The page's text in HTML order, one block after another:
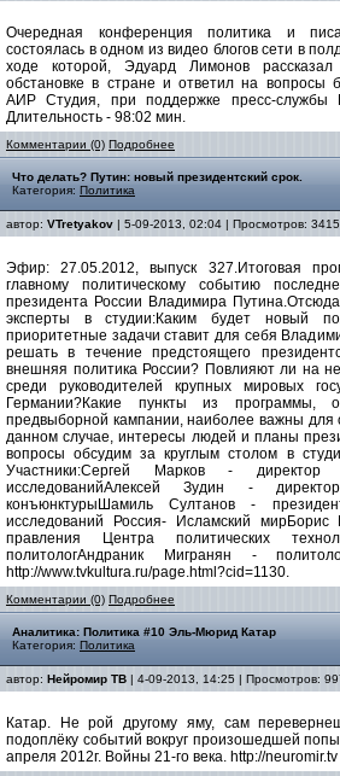
Очередная конференция политика и
состоялась в одном из видео блогов сети в
ходе которой, Эдуард Лимонов
обстановке в стране и ответил на вопросы
АИР Студия, при поддержке пресс-
Длительность - 98:02 мин.
Комментарии (0) Подробнее
Что делать? Путин: новый президентский срок.
Категория: Политика
автор: VTretyakov | 5-09-2013, 02:04 | Просмотров: 3415
Эфир: 27.05.2012, выпуск 327.Итоговая
главному политическому событию
президента России Владимира
эксперты в студии:Каким будет новый
приоритетные задачи ставит для себя
решать в течение предстоящего
внешняя политика России? Повлияют ли на
среди руководителей крупных мировых
Германии?Какие пункты из программы,
предвыборной кампании, наиболее важны для
данном случае, интересы людей и планы
вопросы обсудим за круглым столом в
Участники:Сергей Марков - директор
исследованийАлексей Зудин -
конъюнктурыШамиль Султанов -
исследований Россия- Исламский мирБорис
правления Центра политических
политологАндраник Мигранян -
http://www.tvkultura.ru/page.html?cid=1130.
Комментарии (0) Подробнее
Аналитика: Политика #10 Эль-Мюрид Катар
Категория: Политика
автор: Нейромир ТВ | 4-09-2013, 14:25 | Просмотров:
Катар. Не рой другому яму, сам
подоплёку событий вокруг произошедшей
апреля 2012г. Войны 21-го века. http://neuromir.tv